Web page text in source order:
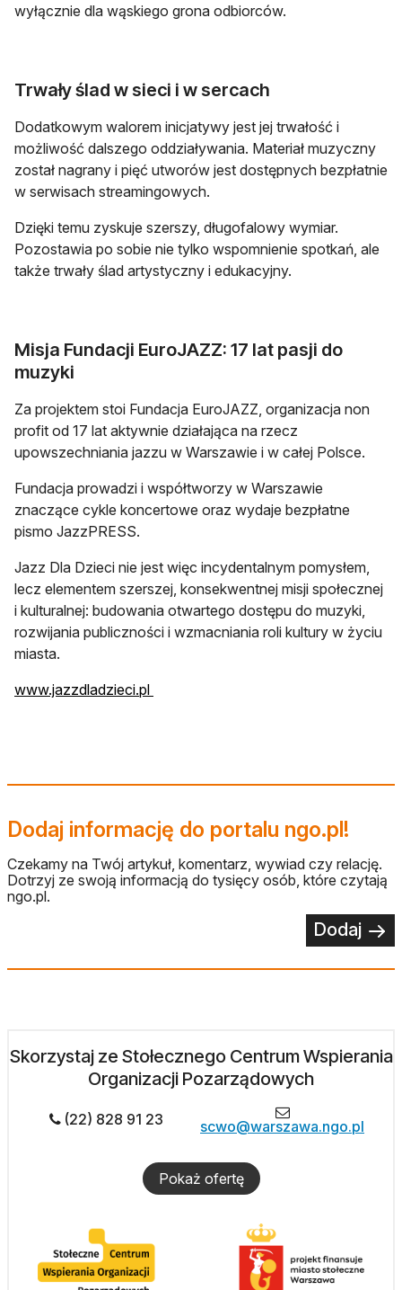
wyłącznie dla wąskiego grona odbiorców.
Trwały ślad w sieci i w sercach
Dodatkowym walorem inicjatywy jest jej trwałość i
możliwość dalszego oddziaływania. Materiał muzyczny
został nagrany i pięć utworów jest dostępnych bezpłatnie
w serwisach streamingowych.
Dzięki temu zyskuje szerszy, długofalowy wymiar.
Pozostawia po sobie nie tylko wspomnienie spotkań, ale
także trwały ślad artystyczny i edukacyjny.
Misja Fundacji EuroJAZZ: 17 lat pasji do
muzyki
Za projektem stoi Fundacja EuroJAZZ, organizacja non
profit od 17 lat aktywnie działająca na rzecz
upowszechniania jazzu w Warszawie i w całej Polsce.
Fundacja prowadzi i współtworzy w Warszawie
znaczące cykle koncertowe oraz wydaje bezpłatne
pismo JazzPRESS.
Jazz Dla Dzieci nie jest więc incydentalnym pomysłem,
lecz elementem szerszej, konsekwentnej misji społecznej
i kulturalnej: budowania otwartego dostępu do muzyki,
rozwijania publiczności i wzmacniania roli kultury w życiu
miasta.
www.jazzdladzieci.pl
Dodaj informację do portalu ngo.pl!
Czekamy na Twój artykuł, komentarz, wywiad czy relację.
Dotrzyj ze swoją informacją do tysięcy osób, które czytają
ngo.pl.
Dodaj
Skorzystaj ze Stołecznego Centrum Wspierania
Organizacji Pozarządowych
(22) 828 91 23 scwo@warszawa.ngo.pl
Pokaż ofertę